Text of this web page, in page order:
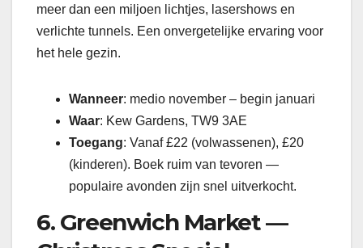
meer dan een miljoen lichtjes, lasershows en
verlichte tunnels. Een onvergetelijke ervaring voor
het hele gezin.
Wanneer: medio november – begin januari
Waar: Kew Gardens, TW9 3AE
Toegang: Vanaf £22 (volwassenen), £20
(kinderen). Boek ruim van tevoren —
populaire avonden zijn snel uitverkocht.
6. Greenwich Market —